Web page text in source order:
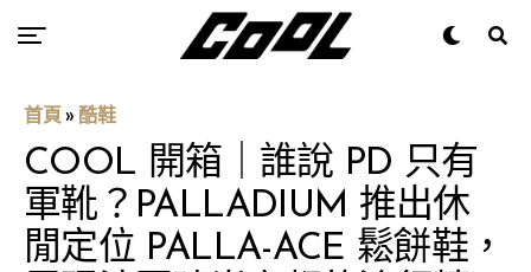
首頁 » 酷鞋
COOL 開箱｜誰說 PD 只有
軍靴？PALLADIUM 推出休
閒定位 PALLA-ACE 鬆餅鞋，